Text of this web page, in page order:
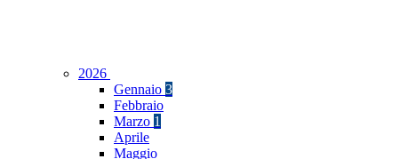
2026
Gennaio 3
Febbraio
Marzo 1
Aprile
Maggio